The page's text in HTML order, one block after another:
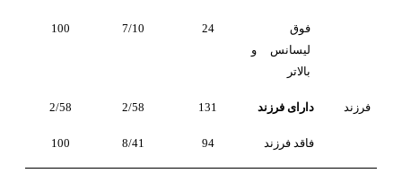
فوق
لیسانس و
بالاتر
24
7/10
100
فرزند دارای فرزند 131
2/58
2/58
فاقد فرزند 94
8/41
100